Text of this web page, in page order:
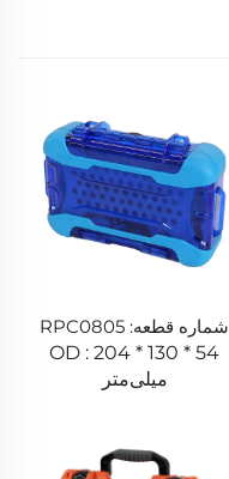
شماره قطعه: RPC0805
OD : 204 * 130 * 54
میلی‌متر